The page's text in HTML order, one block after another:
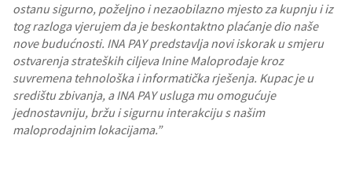
ostanu sigurno, poželjno i nezaobilazno mjesto za kupnju i iz
tog razloga vjerujem da je beskontaktno plaćanje dio naše
nove budućnosti. INA PAY predstavlja novi iskorak u smjeru
ostvarenja strateških ciljeva Inine Maloprodaje kroz
suvremena tehnološka i informatička rješenja. Kupac je u
središtu zbivanja, a INA PAY usluga mu omogućuje
jednostavniju, bržu i sigurnu interakciju s našim
maloprodajnim lokacijama.”